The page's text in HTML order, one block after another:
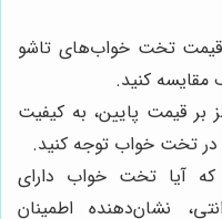
قیمت تخت خواب‌های تاشو
مقایسه کنید.
بر قیمت پایین، به کیفیت
تخت خواب توجه کنید.
که آیا تخت خواب دارای
نشان‌دهنده اطمینان